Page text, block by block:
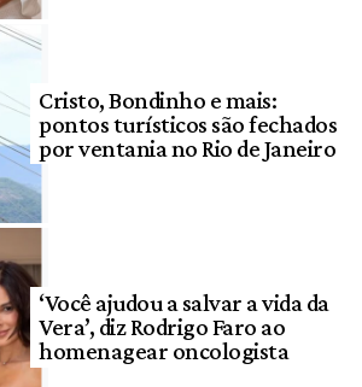
Cristo, Bondinho e mais:
pontos turísticos são fechados
por ventania no Rio de Janeiro
‘Você ajudou a salvar a vida da
Vera’, diz Rodrigo Faro ao
homenagear oncologista